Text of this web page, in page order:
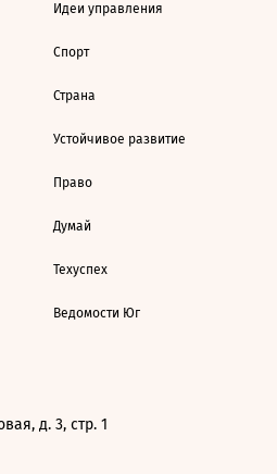
Идеи управления
Спорт
Страна
Устойчивое развитие
Право
Думай
Техуспех
Ведомости Юг
д. 3, стр. 1